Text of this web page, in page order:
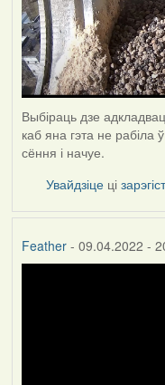
Выбіраць дзе
каб яна гэта не
сёння і начуе.
Увайдзіце ці
Feather- 09.04.2022 -